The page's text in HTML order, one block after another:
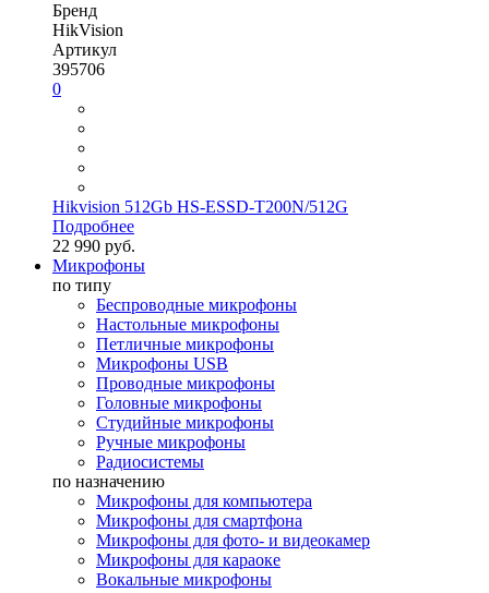
Бренд
HikVision
Артикул
395706
0
Hikvision 512Gb HS-ESSD-T200N/512G
Подробнее
22 990 руб.
Микрофоны
по типу
Беспроводные микрофоны
Настольные микрофоны
Петличные микрофоны
Микрофоны USB
Проводные микрофоны
Головные микрофоны
Студийные микрофоны
Ручные микрофоны
Радиосистемы
по назначению
Микрофоны для компьютера
Микрофоны для смартфона
Микрофоны для фото- и видеокамер
Микрофоны для караоке
Вокальные микрофоны